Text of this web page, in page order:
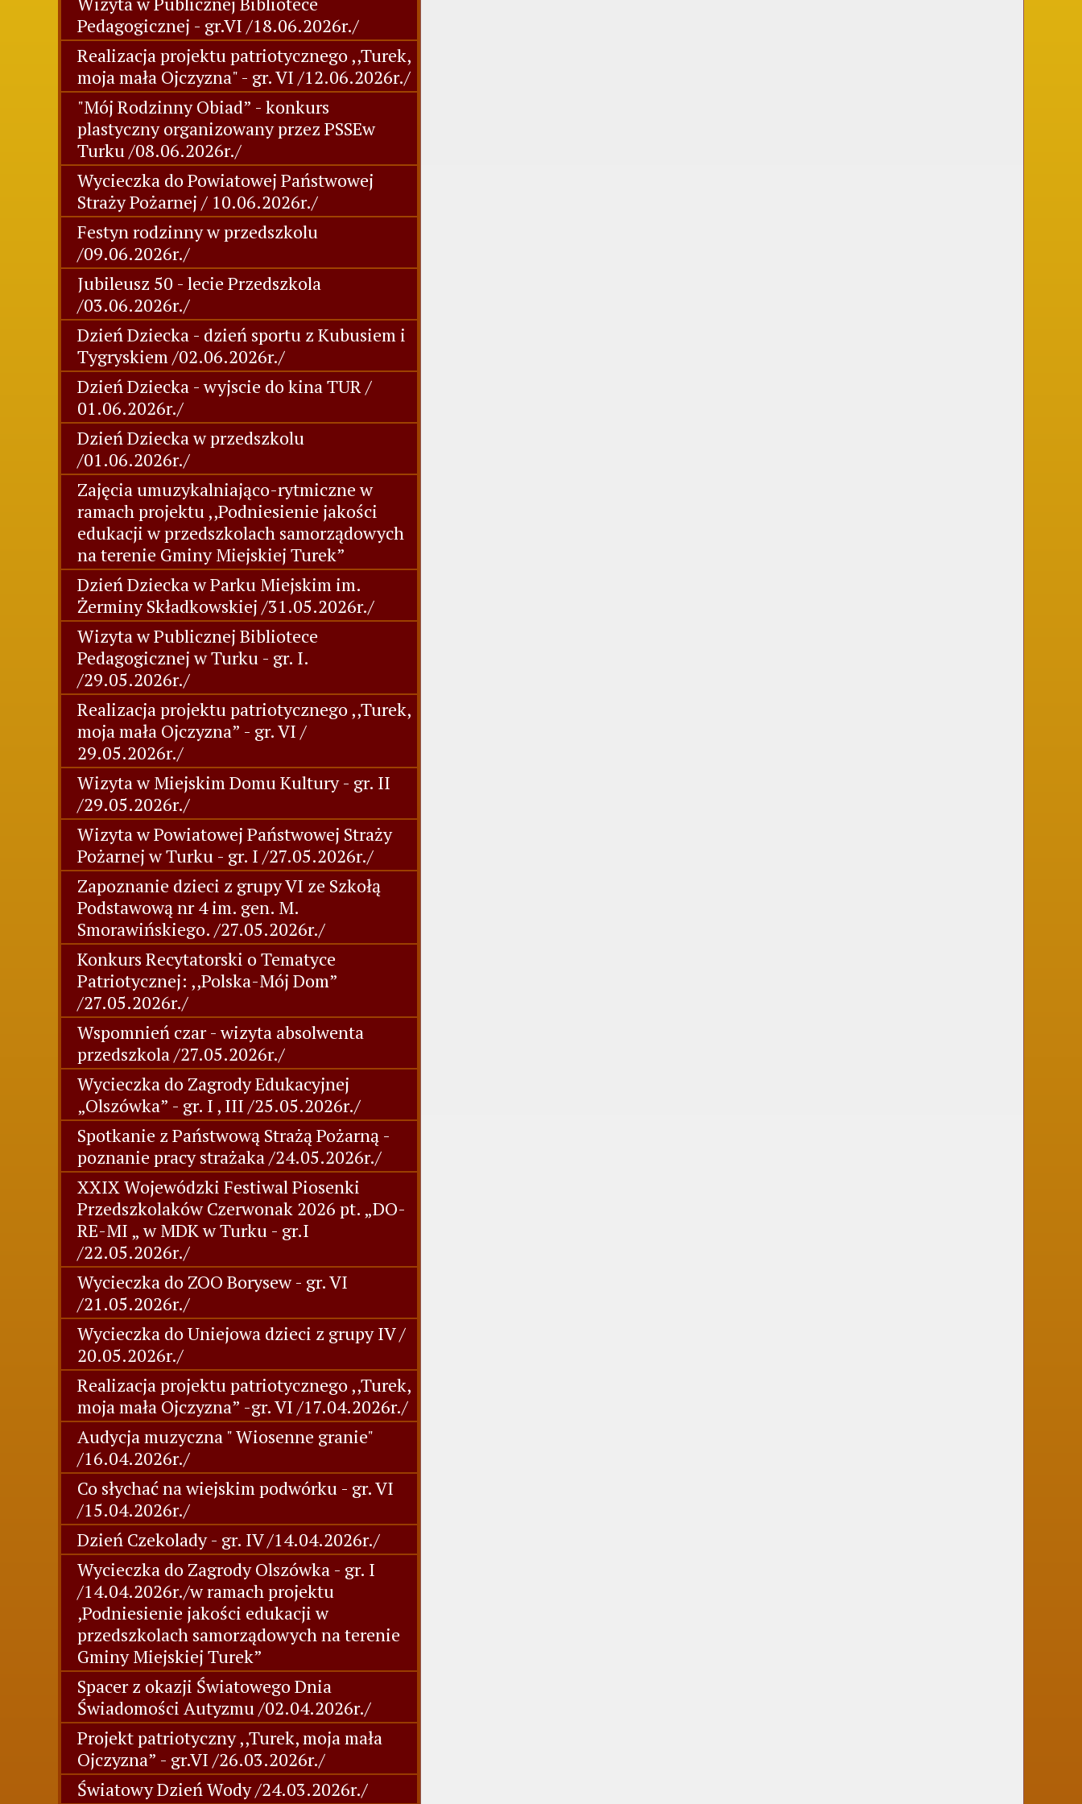
Pedagogicznej - gr.VI /18.06.2026r./
Realizacja projektu patriotycznego ,,Turek,
moja mała Ojczyzna" - gr. VI /12.06.2026r./
"Mój Rodzinny Obiad” - konkurs
plastyczny organizowany przez PSSEw
Turku /08.06.2026r./
Wycieczka do Powiatowej Państwowej
Straży Pożarnej / 10.06.2026r./
Festyn rodzinny w przedszkolu
/09.06.2026r./
Jubileusz 50 - lecie Przedszkola
/03.06.2026r./
Dzień Dziecka - dzień sportu z Kubusiem i
Tygryskiem /02.06.2026r./
Dzień Dziecka - wyjscie do kina TUR /
01.06.2026r./
Dzień Dziecka w przedszkolu
/01.06.2026r./
Zajęcia umuzykalniająco-rytmiczne w
ramach projektu ,,Podniesienie jakości
edukacji w przedszkolach samorządowych
na terenie Gminy Miejskiej Turek”
Dzień Dziecka w Parku Miejskim im.
Żerminy Składkowskiej /31.05.2026r./
Wizyta w Publicznej Bibliotece
Pedagogicznej w Turku - gr. I.
/29.05.2026r./
Realizacja projektu patriotycznego ,,Turek,
moja mała Ojczyzna” - gr. VI /
29.05.2026r./
Wizyta w Miejskim Domu Kultury - gr. II
/29.05.2026r./
Wizyta w Powiatowej Państwowej Straży
Pożarnej w Turku - gr. I /27.05.2026r./
Zapoznanie dzieci z grupy VI ze Szkołą
Podstawową nr 4 im. gen. M.
Smorawińskiego. /27.05.2026r./
Konkurs Recytatorski o Tematyce
Patriotycznej: ,,Polska-Mój Dom”
/27.05.2026r./
Wspomnień czar - wizyta absolwenta
przedszkola /27.05.2026r./
Wycieczka do Zagrody Edukacyjnej
„Olszówka” - gr. I , III /25.05.2026r./
Spotkanie z Państwową Strażą Pożarną -
poznanie pracy strażaka /24.05.2026r./
XXIX Wojewódzki Festiwal Piosenki
Przedszkolaków Czerwonak 2026 pt. „DO-
RE-MI „ w MDK w Turku - gr.I
/22.05.2026r./
Wycieczka do ZOO Borysew - gr. VI
/21.05.2026r./
Wycieczka do Uniejowa dzieci z grupy IV /
20.05.2026r./
Realizacja projektu patriotycznego ,,Turek,
moja mała Ojczyzna” -gr. VI /17.04.2026r./
Audycja muzyczna " Wiosenne granie"
/16.04.2026r./
Co słychać na wiejskim podwórku - gr. VI
/15.04.2026r./
Dzień Czekolady - gr. IV /14.04.2026r./
Wycieczka do Zagrody Olszówka - gr. I
/14.04.2026r./w ramach projektu
,Podniesienie jakości edukacji w
przedszkolach samorządowych na terenie
Gminy Miejskiej Turek”
Spacer z okazji Światowego Dnia
Świadomości Autyzmu /02.04.2026r./
Projekt patriotyczny ,,Turek, moja mała
Ojczyzna” - gr.VI /26.03.2026r./
Światowy Dzień Wody /24.03.2026r./